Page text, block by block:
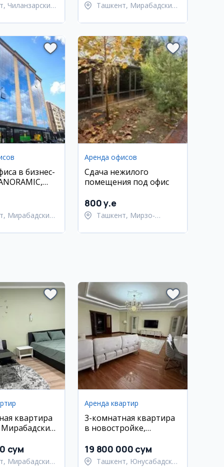
Чиланзарский
Ташкент, Мирабадский
в бизнес-
Мирабадский
Аренда офисов
Сдача нежилого
помещения под офис
800 y.e
Ташкент, Мирзо-
квартира
Мирабадский
сум
Мирабадский
Аренда квартир
3-комнатная квартира
в новостройке,
Ц-2
19 800 000 сум
Ташкент, Юнусабадский